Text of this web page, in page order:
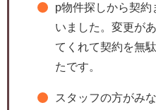
p物件探しから契約
いました。変更が
てくれて契約を無
たです。
スタッフの方がみ